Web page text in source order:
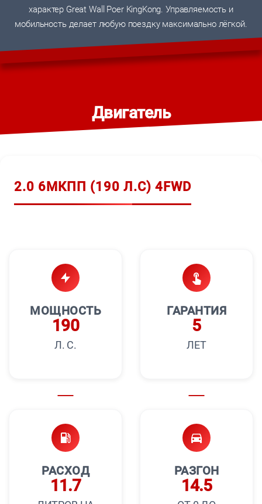
характер Great Wall Poer KingKong. Управляемость и
мобильность делает любую поездку максимально лёгкой.
Двигатель
2.0 6МКПП (190 Л.С) 4FWD
МОЩНОСТЬ
190
Л. С.
ГАРАНТИЯ
5
ЛЕТ
РАСХОД
11.7
РАЗГОН
14.5